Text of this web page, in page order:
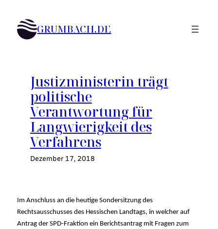
Inhalt
springen GRUMBACH.DE
Justizministerin trägt
politische
Verantwortung für
Langwierigkeit des
Verfahrens
Dezember 17, 2018
Im Anschluss an die heutige Sondersitzung des
Rechtsausschusses des Hessischen Landtags, in welcher auf
Antrag der SPD-Fraktion ein Berichtsantrag mit Fragen zum